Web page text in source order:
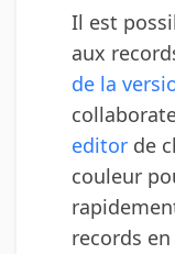
Il est
aux
de la
editor de
couleur
records